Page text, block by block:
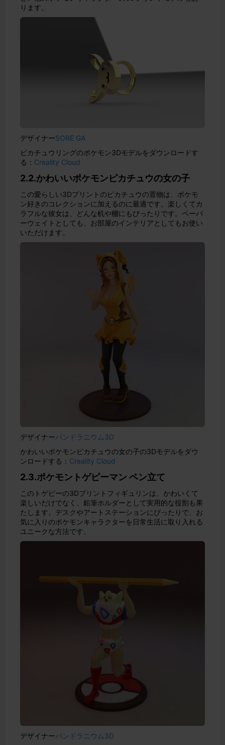
ります。
デザイナーSORE GA
ピカチュウリングのポケモン3Dモデルをダウンロードす
る： Creality Cloud
2.2.かわいいポケモンピカチュウの女の子
この愛らしい3Dプリントのピカチュウの置物は、ポケモ
ン好きのコレクションに加えるのに最適です。楽しくてカ
ラフルな彼女は、どんな机や棚にもぴったりです。ペーパ
ーウェイトとしても、お部屋のインテリアとしてもお使い
いただけます。
デザイナーパンドラニウム3D
かわいいポケモンピカチュウの女の子の3Dモデルをダウ
ンロードする： Creality Cloud
2.3.ポケモントゲピーマン ペン立て
このトゲピーの3Dプリントフィギュリンは、かわいくて
楽しいだけでなく、鉛筆ホルダーとして実用的な役割も果
たします。デスクやアートステーションにぴったりで、お
気に入りのポケモンキャラクターを日常生活に取り入れる
ユニークな方法です。
デザイナーパンドラニウム3D